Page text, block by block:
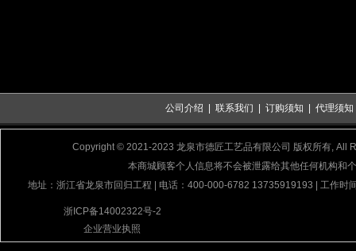
公司介绍 联系我们 订购须知 代理须知
Copyright © 2021-2023 龙泉市德匠工艺品有限公司 版权所有, All
本商城顾客个人信息将不会被泄露给其他任何机构和
地址：浙江省龙泉市回归工程 | 电话：400-000-6782 13735919193 | 工作时
浙ICP备14002322号-2
企业营业执照